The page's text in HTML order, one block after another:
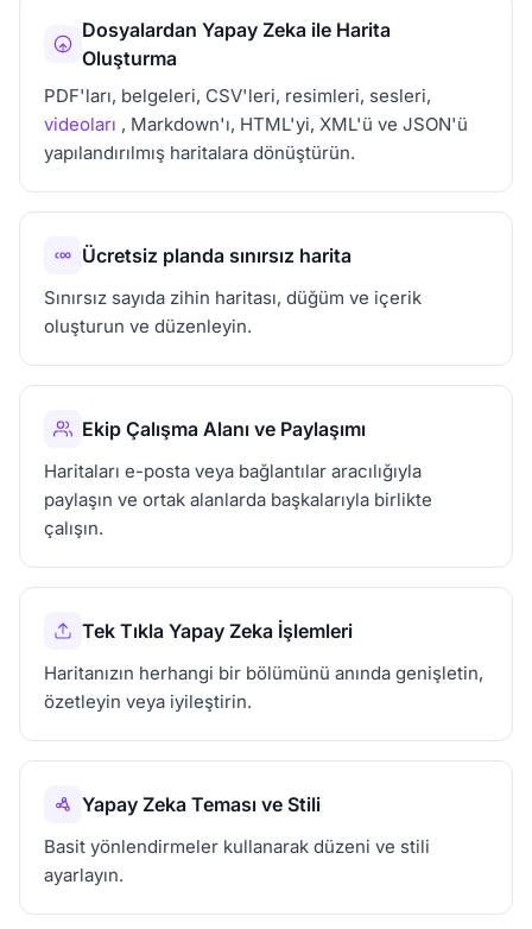
Dosyalardan Yapay Zeka ile Harita
Oluşturma
PDF'ları, belgeleri, CSV'leri, resimleri, sesleri,
videoları , Markdown'ı, HTML'yi, XML'ü ve JSON'ü
yapılandırılmış haritalara dönüştürün.
Ücretsiz planda sınırsız harita
Sınırsız sayıda zihin haritası, düğüm ve içerik
oluşturun ve düzenleyin.
Ekip Çalışma Alanı ve Paylaşımı
Haritaları e-posta veya bağlantılar aracılığıyla
paylaşın ve ortak alanlarda başkalarıyla birlikte
çalışın.
Tek Tıkla Yapay Zeka İşlemleri
Haritanızın herhangi bir bölümünü anında genişletin,
özetleyin veya iyileştirin.
Yapay Zeka Teması ve Stili
Basit yönlendirmeler kullanarak düzeni ve stili
ayarlayın.